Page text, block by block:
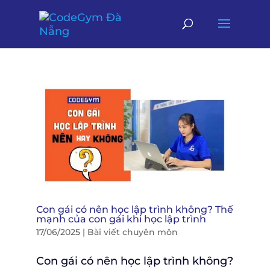
Con gái có nên học lập trình không? Thế
mạnh của con gái khi học lập trình
17/06/2025| Bài viết chuyên môn
Con gái có nên học lập trình không?